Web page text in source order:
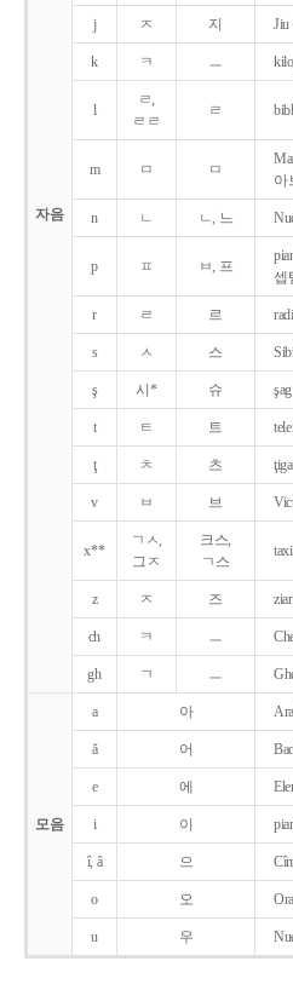
자음
j ㅈ 지 Jiu
k ㅋ ㅡ
l
ㄹ,
ㄹㄹ
ㄹ
m ㅁ ㅁ
아
n ㄴ ㄴ, 느
p ㅍ ㅂ, 프
셉
r ㄹ 르
s ㅅ 스
ş 시* 슈
t ㅌ 트
ţ ㅊ 츠
v ㅂ 브
x**
ㄱㅅ,
그ㅈ
크스,
ㄱ스
z ㅈ 즈
ch ㅋ ㅡ
gh ㄱ ㅡ
모음
a 아
ǎ 어
e 에
i 이
î, â 으
o 오
u 우